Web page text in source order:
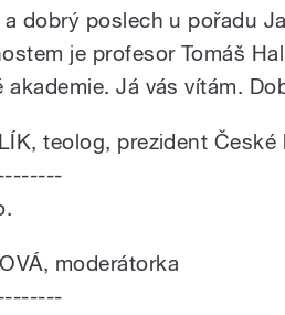
dobrý poslech u pořadu
je profesor Tomáš
akademie. Já vás vítám.
teolog, prezident České
moderátorka